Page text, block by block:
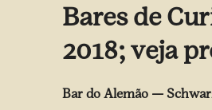
Bares de
2018; veja
Bar do Alemão —